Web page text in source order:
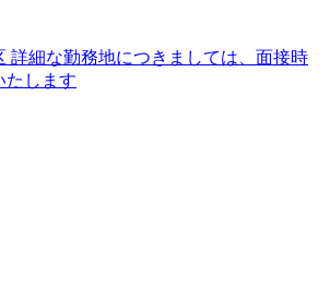
詳細な勤務地につきましては、面接時
たします